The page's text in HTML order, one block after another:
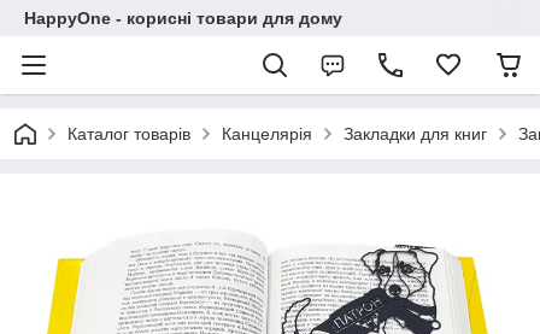
HappyOne - корисні товари для дому
Каталог товарів Канцелярія Закладки для книг